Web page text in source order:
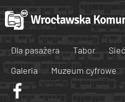
Dla pasażera Tabor
Galeria
Muzeum cyfrowe